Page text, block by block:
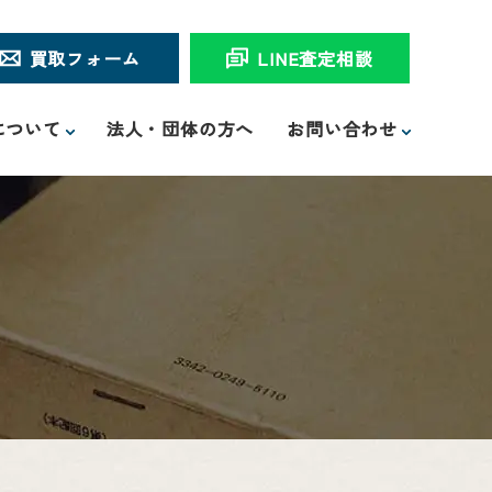
いて 法人・団体の方へ お問い合わせ
買取フォーム LINE査定相談